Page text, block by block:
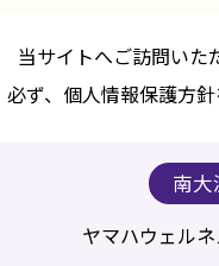
当サイトへご訪問いた
ず、個人情報保護方
南大
ヤマハウェル